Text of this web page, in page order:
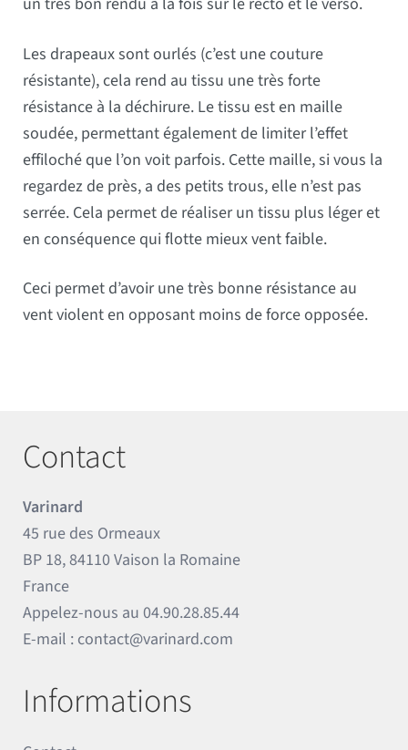
Les drapeaux sont ourlés (c’est une couture
résistante), cela rend au tissu une très forte
résistance à la déchirure. Le tissu est en maille
soudée, permettant également de limiter l’effet
effiloché que l’on voit parfois. Cette maille, si vous la
regardez de près, a des petits trous, elle n’est pas
serrée. Cela permet de réaliser un tissu plus léger et
en conséquence qui flotte mieux vent faible.
Ceci permet d’avoir une très bonne résistance au
vent violent en opposant moins de force opposée.
Contact
Varinard
45 rue des Ormeaux
BP 18, 84110 Vaison la Romaine
France
Appelez-nous au04.90.28.85.44
E-mail : contact@varinard.com
Informations